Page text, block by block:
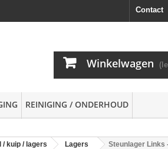
Contact
Winkelwagen
REINIGING / ONDERHOUD
/ kuip / lagers Lagers Steunlager Links